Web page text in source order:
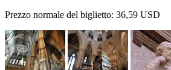
Prezzo normale del biglietto: 36,59 USD